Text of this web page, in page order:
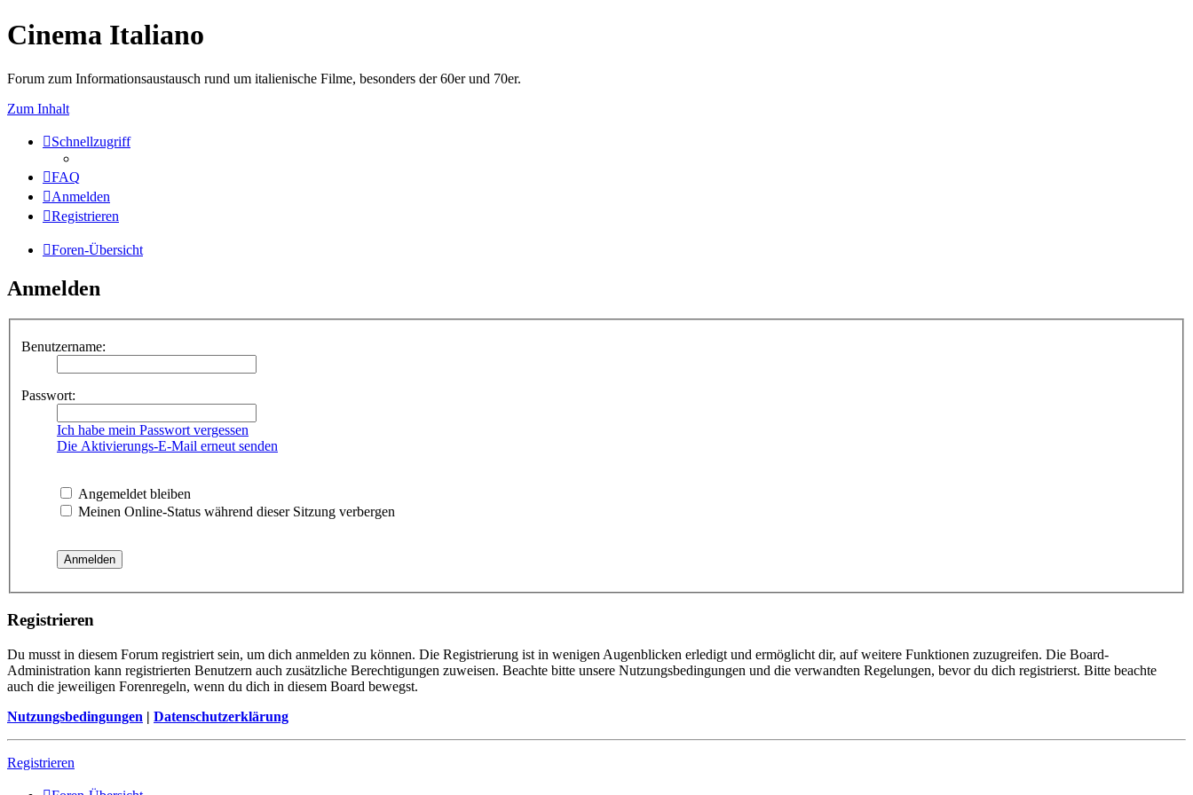
Cinema Italiano
Forum zum Informationsaustausch rund um italienische Filme, besonders der 60er und 70er.
Zum Inhalt
Schnellzugriff
FAQ
Anmelden
Registrieren
Foren-Übersicht
Anmelden
Benutzername:
Passwort:
Ich habe mein Passwort vergessen
Die Aktivierungs-E-Mail erneut senden
Angemeldet bleiben
Meinen Online-Status während dieser Sitzung verbergen
Registrieren
Du musst in diesem Forum registriert sein, um dich anmelden zu können. Die Registrierung ist in wenigen Augenblicken erledigt und ermöglicht dir, auf weitere Funktionen zuzugreifen. Die Board-
Administration kann registrierten Benutzern auch zusätzliche Berechtigungen zuweisen. Beachte bitte unsere Nutzungsbedingungen und die verwandten Regelungen, bevor du dich registrierst. Bitte beachte
auch die jeweiligen Forenregeln, wenn du dich in diesem Board bewegst.
Nutzungsbedingungen | Datenschutzerklärung
Registrieren